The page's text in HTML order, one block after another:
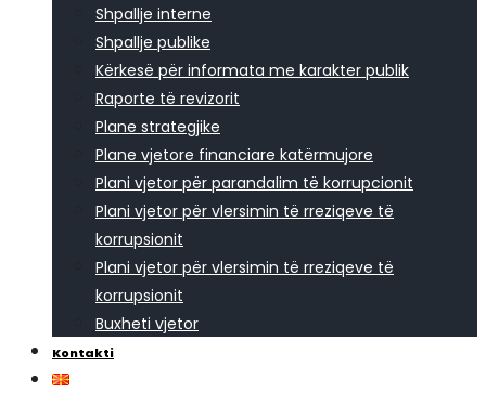
Shpallje interne
Shpallje publike
Kërkesë për informata me karakter publik
Raporte të revizorit
Plane strategjike
Plane vjetore financiare katërmujore
Plani vjetor për parandalim të korrupcionit
Plani vjetor për vlersimin të rreziqeve të
korrupsionit
Plani vjetor për vlersimin të rreziqeve të
korrupsionit
Buxheti vjetor
Kontakti